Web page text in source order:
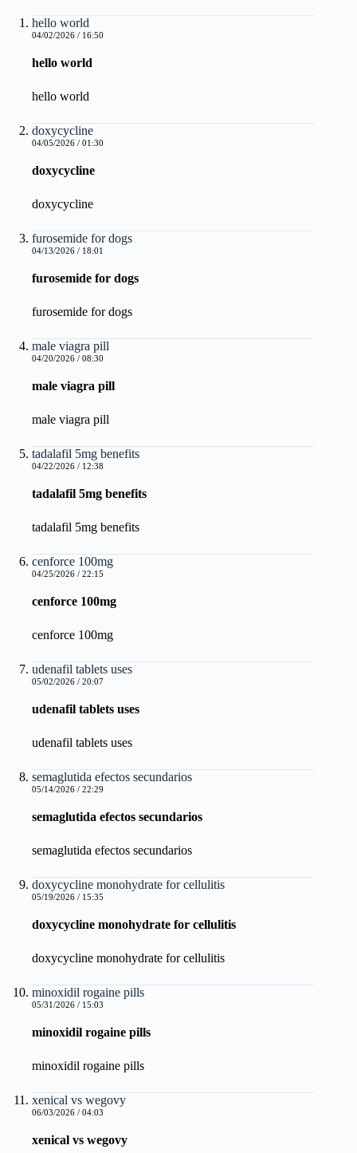
hello world
04/02/2026 / 16:50
hello world
hello world
doxycycline
04/05/2026 / 01:30
doxycycline
doxycycline
furosemide for dogs
04/13/2026 / 18:01
furosemide for dogs
furosemide for dogs
male viagra pill
04/20/2026 / 08:30
male viagra pill
male viagra pill
tadalafil 5mg benefits
04/22/2026 / 12:38
tadalafil 5mg benefits
tadalafil 5mg benefits
cenforce 100mg
04/25/2026 / 22:15
cenforce 100mg
cenforce 100mg
udenafil tablets uses
05/02/2026 / 20:07
udenafil tablets uses
udenafil tablets uses
semaglutida efectos secundarios
05/14/2026 / 22:29
semaglutida efectos secundarios
semaglutida efectos secundarios
doxycycline monohydrate for cellulitis
05/19/2026 / 15:35
doxycycline monohydrate for cellulitis
doxycycline monohydrate for cellulitis
minoxidil rogaine pills
05/31/2026 / 15:03
minoxidil rogaine pills
minoxidil rogaine pills
xenical vs wegovy
06/03/2026 / 04:03
xenical vs wegovy